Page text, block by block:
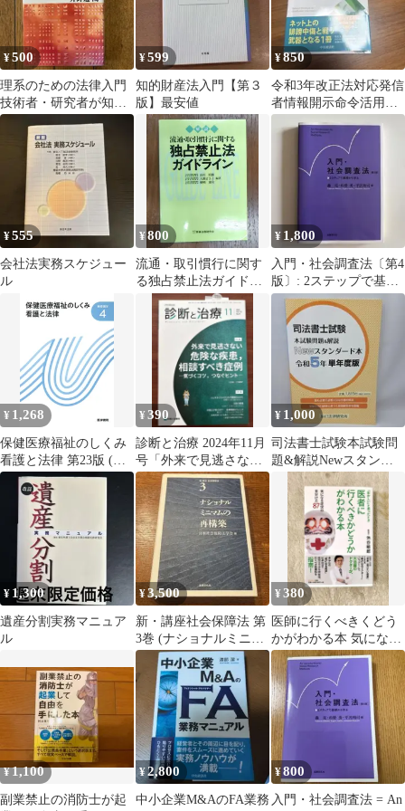
¥500
理系のための法律入門
技術者・研究者が知っ
ておきたい権利と責任
¥599
知的財産法入門【第３
版】最安値
¥850
令和3年改正法対応発信
者情報開示命令活用マ
ニュアル 中澤佑一
¥555
会社法実務スケジュー
ル
¥800
流通・取引慣行に関す
る独占禁止法ガイドラ
イン
¥ 1,800
入門・社会調査法〔第4
版〕: 2ステップで基礎
から学ぶ
¥ 1,268
保健医療福祉のしくみ
看護と法律 第23版 (新
看護学) 田中 良明
¥390
診断と治療 2024年11月
号「外来で見逃さない
危険な疾患，相談すべ
き症例」
¥ 1,000
司法書士試験本試験問
題&解説Newスタンダ
ード本 令和5年単年度
¥ 1,300
遺産分割実務マニュア
ル
¥3,500
新・講座社会保障法 第
3巻 (ナショナルミニマ
ムの再構築)
¥380
医師に行くべきくどう
かがわかる本 気になる
症状の見分け方87 池谷
敏郎
¥1,100
副業禁止の消防士が起
¥2,800
中小企業M&AのFA業務
¥800
入門・社会調査法 = An